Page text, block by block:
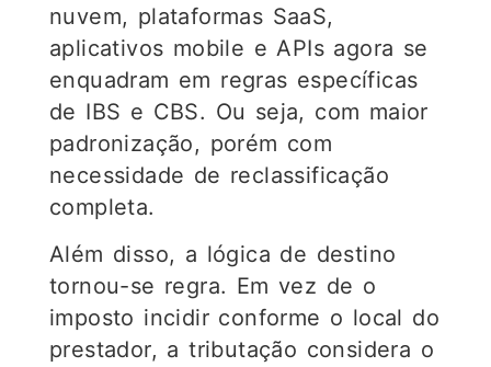
nuvem, plataformas SaaS,
aplicativos mobile e APIs agora se
enquadram em regras específicas
de IBS e CBS. Ou seja, com maior
padronização, porém com
necessidade de reclassificação
completa.
Além disso, a lógica de destino
tornou-se regra. Em vez de o
imposto incidir conforme o local do
prestador, a tributação considera o